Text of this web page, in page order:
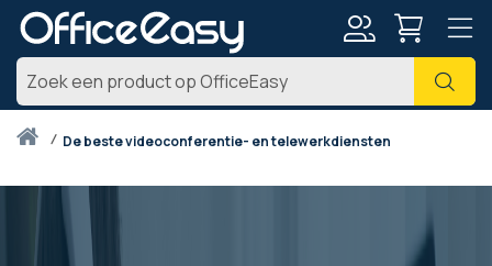
Zoek
Thuisde beste videoconferentie- en telewerkdiensten